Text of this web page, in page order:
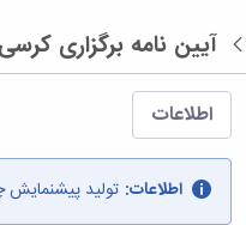
قبلی
ساختار
سازمانی
مدیر
امور
پژوهشی
رئیس
کتابخانه
همکاری
تحقیقاتی
طرح
های
تحقیقاتی
فناوری و
کارآفرینی
پژوهشی
کتابخانه
مرکزی
و
مرکز
دفتر
ها
فرم های
پژوهشی
فرم
ها
آیین
نامه
های
بازگشت
آیین نامه برگزاری
اطلاعات
اطلاعات: تولید